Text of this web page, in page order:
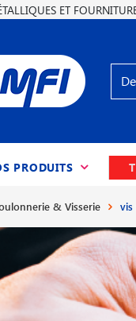
ET
PRODUITS
& Visserie vis